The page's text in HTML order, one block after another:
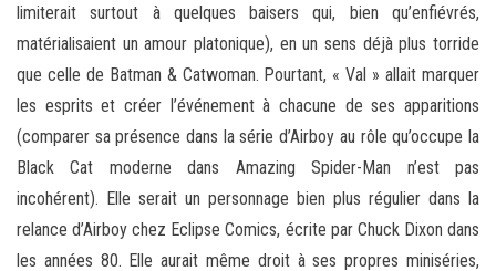
limiterait surtout à quelques baisers qui, bien qu’enfiévrés,
matérialisaient un amour platonique), en un sens déjà plus torride
que celle de Batman & Catwoman. Pourtant, « Val » allait marquer
les esprits et créer l’événement à chacune de ses apparitions
(comparer sa présence dans la série d’Airboy au rôle qu’occupe la
Black Cat moderne dans Amazing Spider-Man n’est pas
incohérent). Elle serait un personnage bien plus régulier dans la
relance d’Airboy chez Eclipse Comics, écrite par Chuck Dixon dans
les années 80. Elle aurait même droit à ses propres miniséries,